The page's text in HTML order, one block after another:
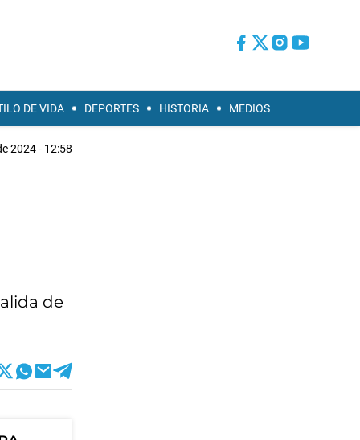
DE VIDA DEPORTES HISTORIA MEDIOS
2024 - 12:58
de